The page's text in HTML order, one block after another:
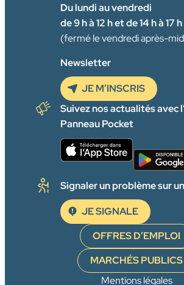
Du lundi au vendredi
de 9 h à 12 h et de 14 h à 17 h
(fermé le vendredi après-
Newsletter
JE M’INSCRIS
Suivez nos actualités avec
Panneau Pocket
Signaler un problème sur
JE SIGNALE
OFFRES D’EMPLOI
MARCHÉS PUBLICS
Mentions légales